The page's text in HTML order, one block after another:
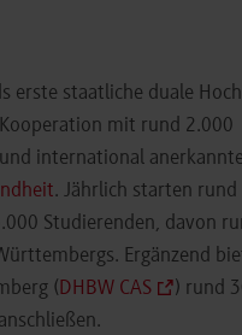
erste staatliche duale
mit rund 2.000
international
. Jährlich starten rund
Studierenden, davon
Ergänzend
(DHBW CAS
) rund